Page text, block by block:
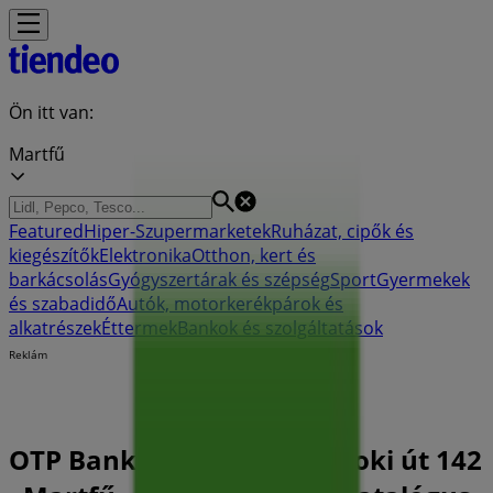
Ön itt van:
Martfű
FeaturedHiper-SzupermarketekRuházat, cipők és
kiegészítőkElektronikaOtthon, kert és
barkácsolásGyógyszertárak és szépségSportGyermekek
és szabadidőAutók, motorkerékpárok és
alkatrészekÉttermekBankok és szolgáltatások
Reklám
OTP Bank Bankfiók| Szolnoki út 142